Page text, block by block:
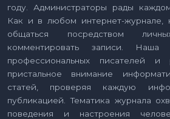
году. Администраторы рады
Как и в любом интернет-журнале,
общаться посредством
комментировать записи. Наша
профессиональных писателей и
пристальное внимание
статей, проверяя каждую
публикацией. Тематика журнала
поведения и настроения